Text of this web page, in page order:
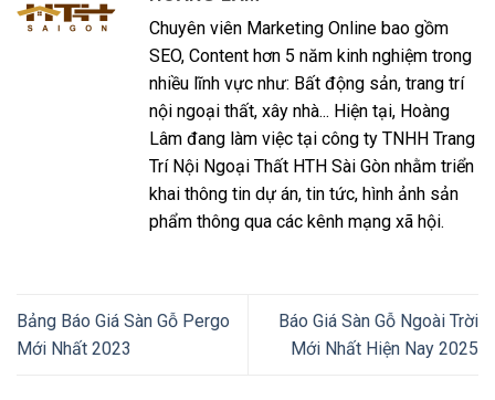
Chuyên viên Marketing Online bao gồm
SEO, Content hơn 5 năm kinh nghiệm trong
nhiều lĩnh vực như: Bất động sản, trang trí
nội ngoại thất, xây nhà... Hiện tại, Hoàng
Lâm đang làm việc tại công ty TNHH Trang
Trí Nội Ngoại Thất HTH Sài Gòn nhằm triển
khai thông tin dự án, tin tức, hình ảnh sản
phẩm thông qua các kênh mạng xã hội.
Bảng Báo Giá Sàn Gỗ Pergo
Mới Nhất 2023
Báo Giá Sàn Gỗ Ngoài Trời
Mới Nhất Hiện Nay 2025